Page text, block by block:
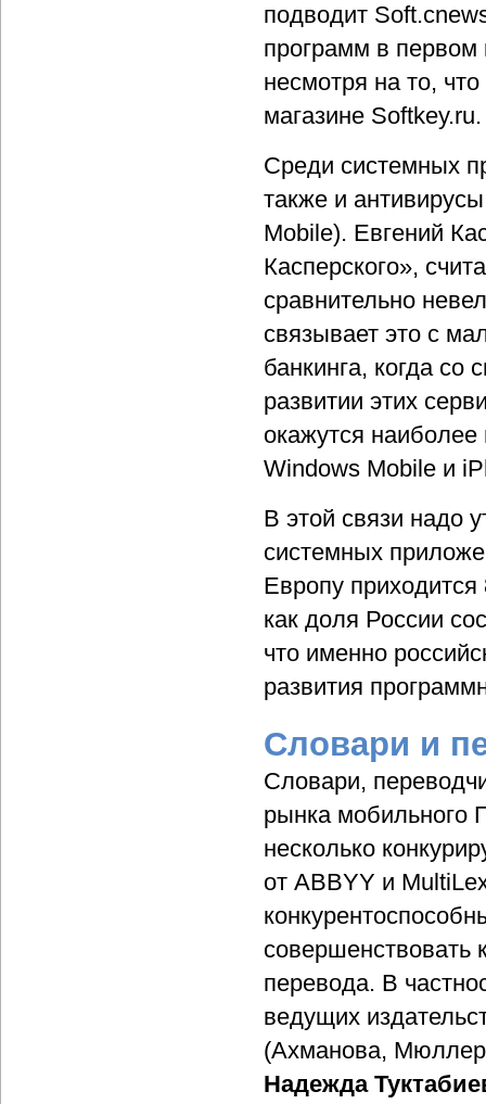
подводит
программ в первом
несмотря на то,
магазине Softkey.ru.
Среди системных
также и
Mobile). Евгений
Касперского»,
сравнительно
связывает это с
банкинга, когда
развитии этих
окажутся
Windows Mobile и
В этой связи надо
системных
Европу
как доля России
что именно
развития
Словари и
Словари,
рынка мобильного
несколько
от ABBYY и
совершенствовать
перевода. В
ведущих
(Ахманова, Мюллер
Надежда